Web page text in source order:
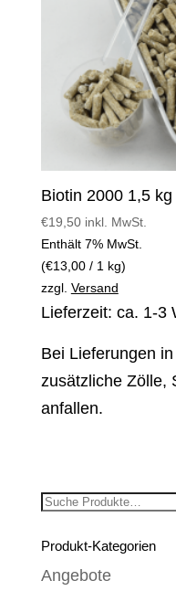
Biotin 2000 1,5 kg
€19,50 inkl. MwSt.
Enthält 7% MwSt.
(€13,00/ 1 kg)
zzgl. Versand
Lieferzeit: ca. 1-3
Bei Lieferungen
zusätzliche Zölle,
anfallen.
Suchen
Produkt-Kategorien
Angebote